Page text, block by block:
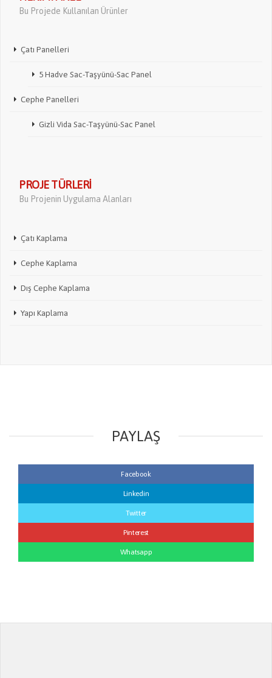
Bu Projede Kullanılan Ürünler
Çatı Panelleri
5 Hadve Sac-Taşyünü-Sac Panel
Cephe Panelleri
Gizli Vida Sac-Taşyünü-Sac Panel
PROJE TÜRLERI
Bu Projenin Uygulama Alanları
Çatı Kaplama
Cephe Kaplama
Dış Cephe Kaplama
Yapı Kaplama
PAYLAŞ
Facebook
Linkedin
Twitter
Pinterest
Whatsapp